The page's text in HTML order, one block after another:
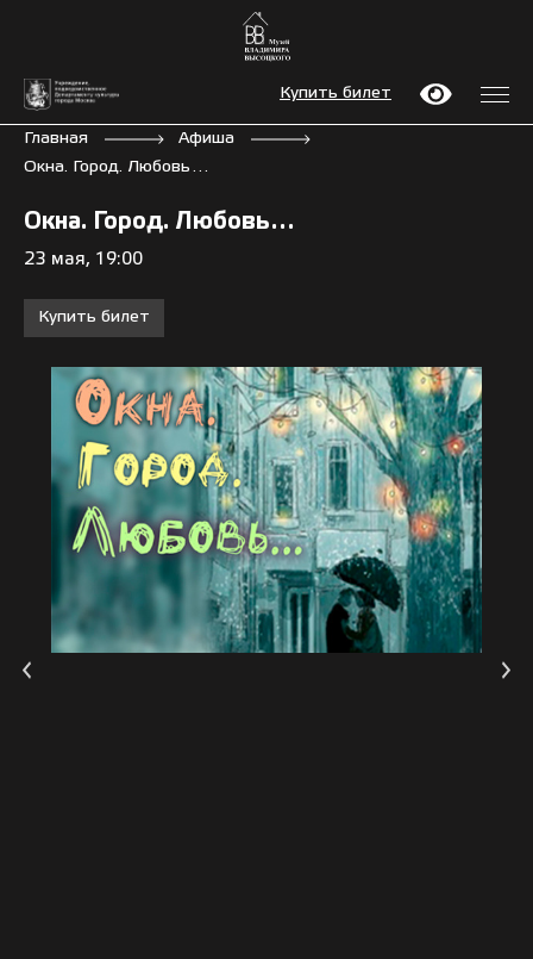
Купить билет
Главная
Афиша
Окна. Город. Любовь…
Окна. Город. Любовь…
23 мая, 19:00
Купить билет